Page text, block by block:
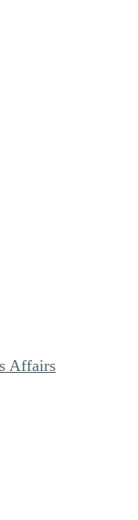
Affairs